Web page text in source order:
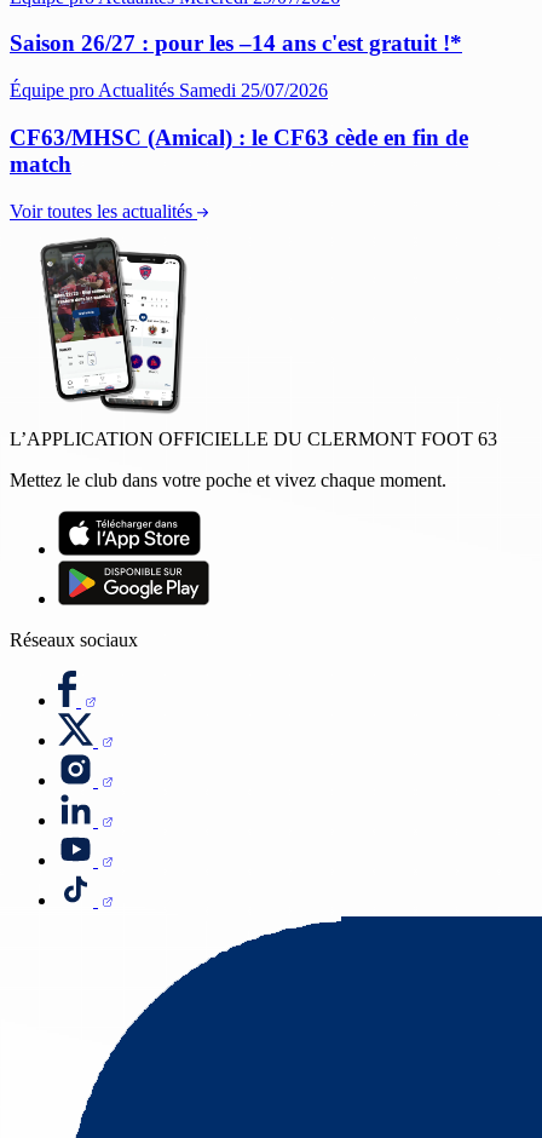
Saison 26/27 : pour les –14 ans c'est gratuit !*
Équipe pro Actualités Samedi 25/07/2026
CF63/MHSC (Amical) : le CF63 cède en fin de
match
Voir toutes les actualités
L’APPLICATION OFFICIELLE DU CLERMONT FOOT 63
Mettez le club dans votre poche et vivez chaque moment.
Réseaux sociaux